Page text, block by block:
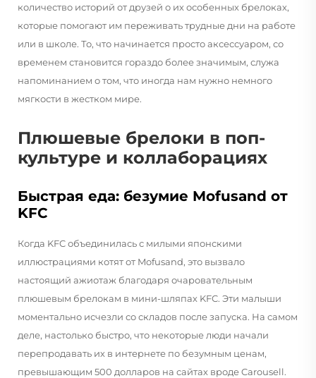
количество историй от друзей о их особенных брелоках,
которые помогают им переживать трудные дни на работе
или в школе. То, что начинается просто аксессуаром, со
временем становится гораздо более значимым, служа
напоминанием о том, что иногда нам нужно немного
мягкости в жестком мире.
Плюшевые брелоки в поп-
культуре и коллаборациях
Быстрая еда: безумие Mofusand от
KFC
Когда KFC объединилась с милыми японскими
иллюстрациями котят от Mofusand, это вызвало
настоящий ажиотаж благодаря очаровательным
плюшевым брелокам в мини-шляпах KFC. Эти малыши
моментально исчезли со складов после запуска. На самом
деле, настолько быстро, что некоторые люди начали
перепродавать их в интернете по безумным ценам,
превышающим 500 долларов на сайтах вроде Carousell.